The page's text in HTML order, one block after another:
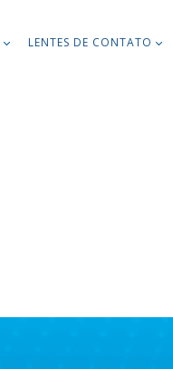
LENTES DE CONTATO